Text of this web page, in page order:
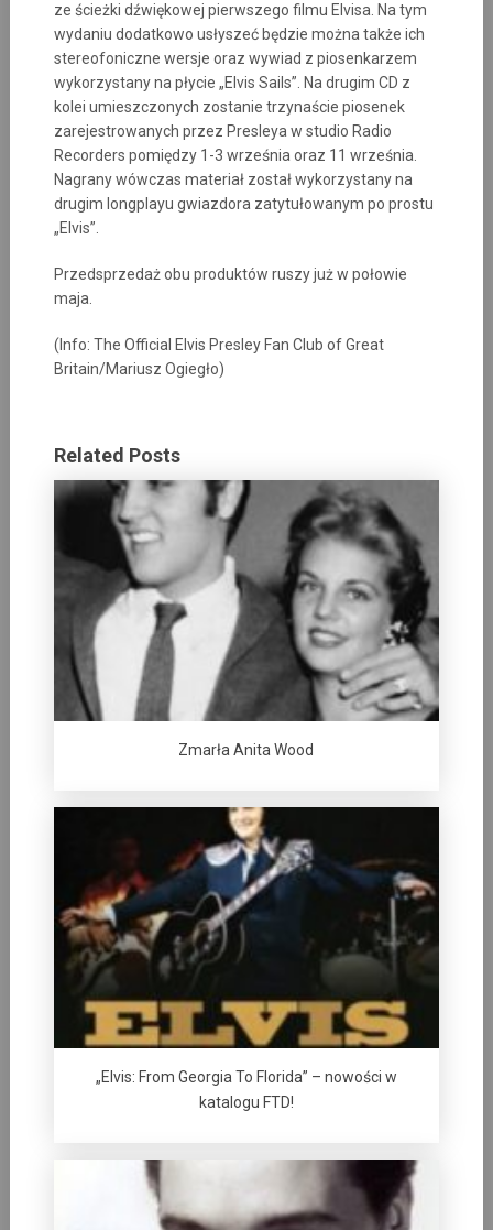
ze ścieżki dźwiękowej pierwszego filmu Elvisa. Na tym
wydaniu dodatkowo usłyszeć będzie można także ich
stereofoniczne wersje oraz wywiad z piosenkarzem
wykorzystany na płycie „Elvis Sails”. Na drugim CD z
kolei umieszczonych zostanie trzynaście piosenek
zarejestrowanych przez Presleya w studio Radio
Recorders pomiędzy 1-3 września oraz 11 września.
Nagrany wówczas materiał został wykorzystany na
drugim longplayu gwiazdora zatytułowanym po prostu
„Elvis”.
Przedsprzedaż obu produktów ruszy już w połowie
maja.
(Info: The Official Elvis Presley Fan Club of Great
Britain/Mariusz Ogiegło)
Related Posts
Zmarła Anita Wood
„Elvis: From Georgia To Florida” – nowości w
katalogu FTD!